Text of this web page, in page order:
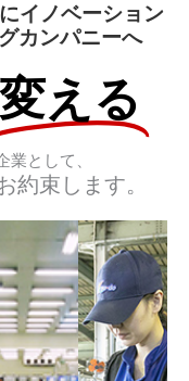
イノベーション
カンパニーへ
変える
として、
える。